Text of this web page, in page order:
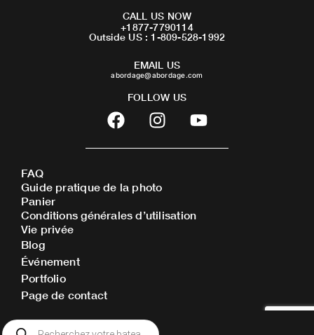
CALL US NOW
+1877-7790114
Outside US : 1-809-528-1992
EMAIL US
abordage@abordage.com
FOLLOW US
F
a
c
b
o
o
I
n
s
a
g
r
Y
o
u
FAQ
Guide pratique de la photo
Panier
Conditions générales d’utilisation
Vie privée
Blog
Événement
Portfolio
Page de contact
Recherche